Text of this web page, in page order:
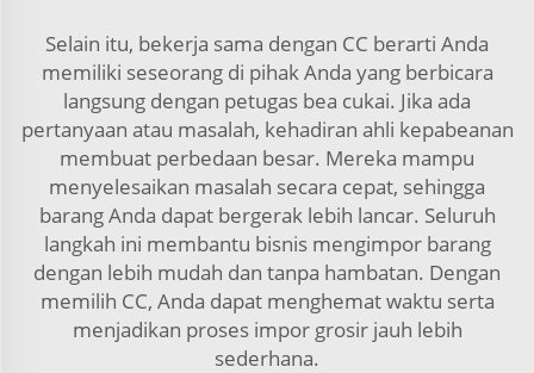
Selain itu, bekerja sama dengan CC berarti Anda
memiliki seseorang di pihak Anda yang berbicara
langsung dengan petugas bea cukai. Jika ada
pertanyaan atau masalah, kehadiran ahli kepabeanan
membuat perbedaan besar. Mereka mampu
menyelesaikan masalah secara cepat, sehingga
barang Anda dapat bergerak lebih lancar. Seluruh
langkah ini membantu bisnis mengimpor barang
dengan lebih mudah dan tanpa hambatan. Dengan
memilih CC, Anda dapat menghemat waktu serta
menjadikan proses impor grosir jauh lebih
sederhana.